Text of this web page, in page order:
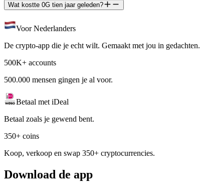
Wat kostte 0G tien jaar geleden?
Voor Nederlanders
De crypto-app die je echt wilt. Gemaakt met jou in gedachten.
500K+ accounts
500.000 mensen gingen je al voor.
Betaal met iDeal
Betaal zoals je gewend bent.
350+ coins
Koop, verkoop en swap 350+ cryptocurrencies.
Download de app